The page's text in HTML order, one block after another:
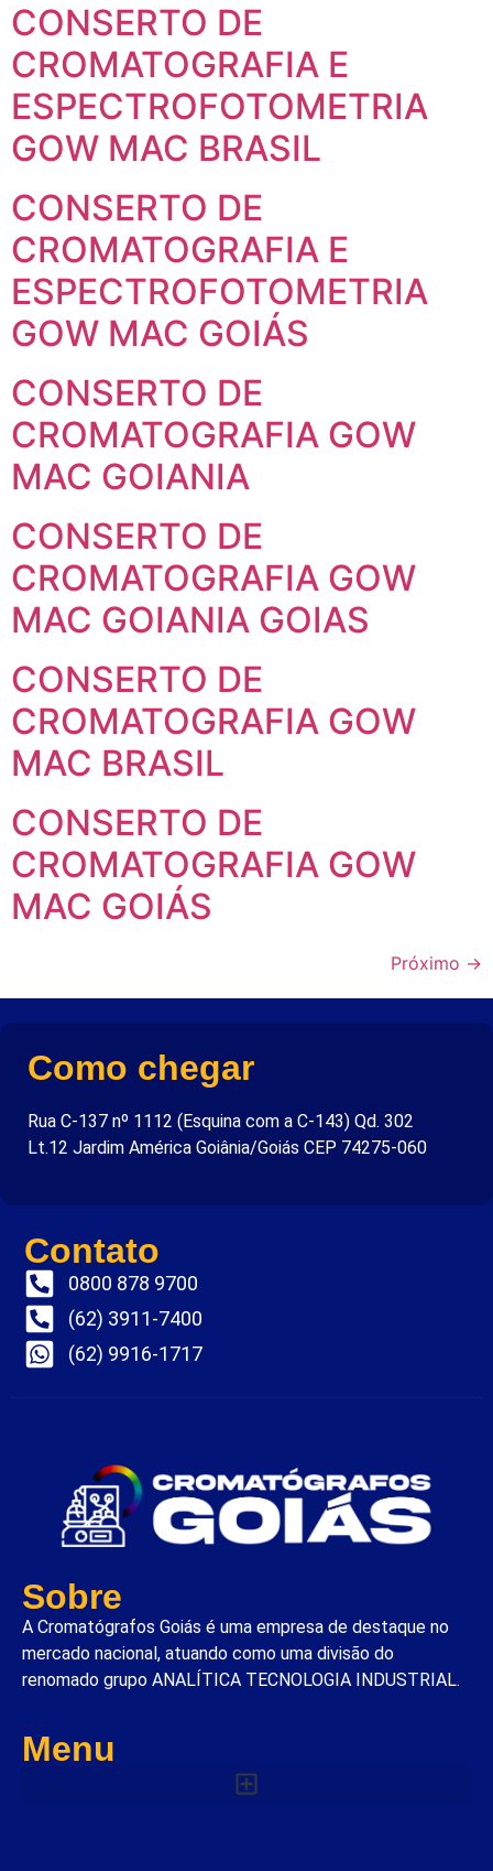
CONSERTO DE
CROMATOGRAFIA E
ESPECTROFOTOMETRIA
GOW MAC BRASIL
CONSERTO DE
CROMATOGRAFIA E
ESPECTROFOTOMETRIA
GOW MAC GOIÁS
CONSERTO DE
CROMATOGRAFIA GOW
MAC GOIANIA
CONSERTO DE
CROMATOGRAFIA GOW
MAC GOIANIA GOIAS
CONSERTO DE
CROMATOGRAFIA GOW
MAC BRASIL
CONSERTO DE
CROMATOGRAFIA GOW
MAC GOIÁS
Próximo →
Como chegar
Rua C-137 nº 1112 (Esquina com a C-143) Qd. 302
Lt.12 Jardim América Goiânia/Goiás CEP 74275-060
Contato
0800 878 9700
(62) 3911-7400
(62) 9916-1717
Sobre
A Cromatógrafos Goiás é uma empresa de destaque no
mercado nacional, atuando como uma divisão do
renomado grupo ANALÍTICA TECNOLOGIA INDUSTRIAL.
Menu